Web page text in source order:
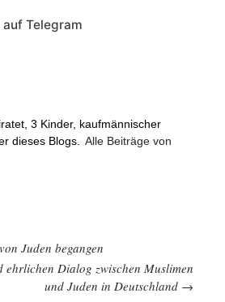
Telegram
3 Kinder, kaufmännischer
dieses Blogs.
Alle Beiträge von
Juden begangen
ehrlichen Dialog zwischen Muslimen
und Juden in Deutschland →